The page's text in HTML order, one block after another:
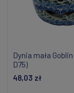
Dynia mała
D75)
48,03 zł